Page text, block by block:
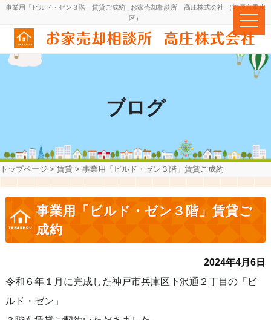
事業用「ビルド・ゼン３階」賃貸ご成約 | お家売却相談所 高庄株式会社 （神戸市垂水
区）
ブログ
トップページ > 賃貸 > 事業用「ビルド・ゼン３階」賃貸ご成約
事業用「ビルド・ゼン３階」賃貸ご
成約
2024年4月6日
令和６年１月に完成した神戸市兵庫区下沢通２丁目の「ビ
ルド・ゼン」